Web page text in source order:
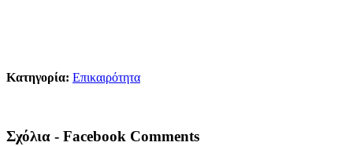
Κατηγορία: Επικαιρότητα
Σχόλια - Facebook Comments